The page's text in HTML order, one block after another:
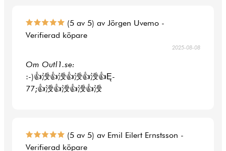
(5 av 5) av Jörgen Uvemo -
Verifierad köpare
2025-08-08
Om Outl1.se:
:-)👍涭👍涭👍涭👍涭👍Ę-
77;👍涭👍涭👍涭👍涭
(5 av 5) av Emil Eilert Ernstsson -
Verifierad köpare